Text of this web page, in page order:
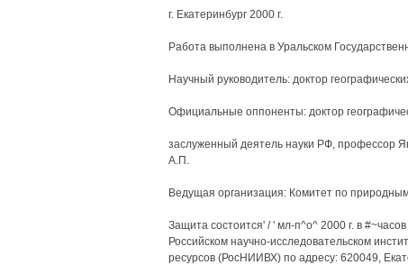
г. Екатеринбург 2000 г.
Работа выполнена в Уральском
Научный руководитель: доктор
Официальные оппоненты: доктор
заслуженный деятель науки РФ, профессор
А.П.
Ведущая организация: Комитет по
Защита состоится' / ' мл-п^о^ 2000 г. в
Российском научно-исследовательском
ресурсов (РосНИИВХ) по адресу: 620049,